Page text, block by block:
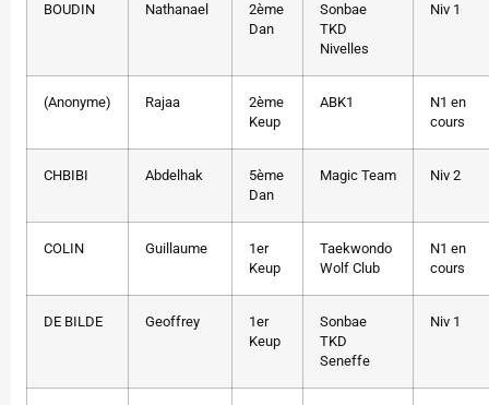
BOUDIN Nathanael
2ème
Dan
Sonbae
TKD
Nivelles
Niv 1
(Anonyme) Rajaa
2ème
Keup
ABK1
N1 en
cours
CHBIBI Abdelhak
5ème
Dan
Magic Team Niv 2
COLIN Guillaume
1er
Keup
Taekwondo
Wolf Club
N1 en
cours
DE BILDE Geoffrey
1er
Keup
Sonbae
TKD
Seneffe
Niv 1